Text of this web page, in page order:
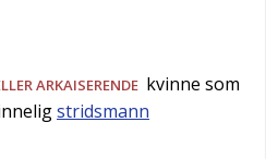
ARKAISERENDE kvinne som
stridsmann